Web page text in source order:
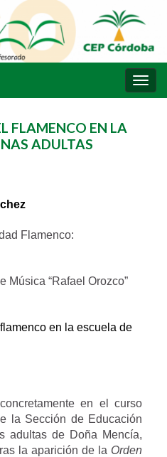
la
FLAMENCO EN LA
ADULTAS
Flamenco:
Música “Rafael Orozco”
en la escuela de
en el curso
la Sección de Educación
adultas de Doña Mencía,
la aparición de la Orden